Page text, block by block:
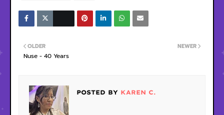
NEWER
OLDER
Nuse - 40 Years
POSTED BY KAREN C.